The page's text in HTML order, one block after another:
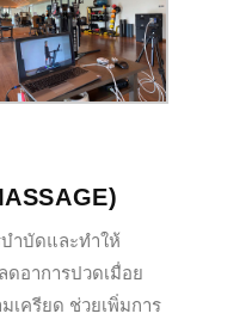
ำบัดและทำให้
ดอาการปวดเมื่อย
เครียด ช่วยเพิ่มการ